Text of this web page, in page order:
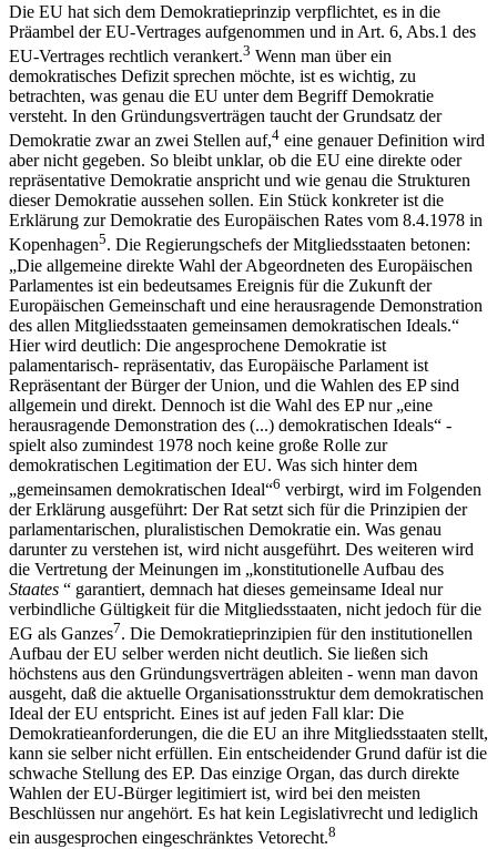
Die EU hat sich dem Demokratieprinzip verpflichtet, es in die
Präambel der EU-Vertrages aufgenommen und in Art. 6, Abs.1 des
EU-Vertrages rechtlich verankert.3 Wenn man über ein
demokratisches Defizit sprechen möchte, ist es wichtig, zu
betrachten, was genau die EU unter dem Begriff Demokratie
versteht. In den Gründungsverträgen taucht der Grundsatz der
Demokratie zwar an zwei Stellen auf,4 eine genauer Definition wird
aber nicht gegeben. So bleibt unklar, ob die EU eine direkte oder
repräsentative Demokratie anspricht und wie genau die Strukturen
dieser Demokratie aussehen sollen. Ein Stück konkreter ist die
Erklärung zur Demokratie des Europäischen Rates vom 8.4.1978 in
Kopenhagen5. Die Regierungschefs der Mitgliedsstaaten betonen:
„Die allgemeine direkte Wahl der Abgeordneten des Europäischen
Parlamentes ist ein bedeutsames Ereignis für die Zukunft der
Europäischen Gemeinschaft und eine herausragende Demonstration
des allen Mitgliedsstaaten gemeinsamen demokratischen Ideals.“
Hier wird deutlich: Die angesprochene Demokratie ist
palamentarisch- repräsentativ, das Europäische Parlament ist
Repräsentant der Bürger der Union, und die Wahlen des EP sind
allgemein und direkt. Dennoch ist die Wahl des EP nur „eine
herausragende Demonstration des (...) demokratischen Ideals“ -
spielt also zumindest 1978 noch keine große Rolle zur
demokratischen Legitimation der EU. Was sich hinter dem
„gemeinsamen demokratischen Ideal“6 verbirgt, wird im Folgenden
der Erklärung ausgeführt: Der Rat setzt sich für die Prinzipien der
parlamentarischen, pluralistischen Demokratie ein. Was genau
darunter zu verstehen ist, wird nicht ausgeführt. Des weiteren wird
die Vertretung der Meinungen im „konstitutionelle Aufbau des
Staates “ garantiert, demnach hat dieses gemeinsame Ideal nur
verbindliche Gültigkeit für die Mitgliedsstaaten, nicht jedoch für die
EG als Ganzes7. Die Demokratieprinzipien für den institutionellen
Aufbau der EU selber werden nicht deutlich. Sie ließen sich
höchstens aus den Gründungsverträgen ableiten - wenn man davon
ausgeht, daß die aktuelle Organisationsstruktur dem demokratischen
Ideal der EU entspricht. Eines ist auf jeden Fall klar: Die
Demokratieanforderungen, die die EU an ihre Mitgliedsstaaten stellt,
kann sie selber nicht erfüllen. Ein entscheidender Grund dafür ist die
schwache Stellung des EP. Das einzige Organ, das durch direkte
Wahlen der EU-Bürger legitimiert ist, wird bei den meisten
Beschlüssen nur angehört. Es hat kein Legislativrecht und lediglich
ein ausgesprochen eingeschränktes Vetorecht.8